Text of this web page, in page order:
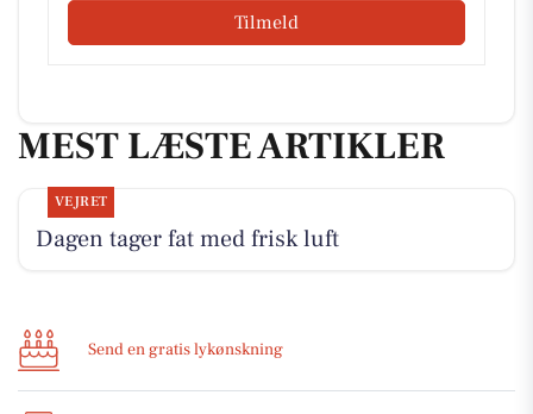
Tilmeld
MEST LÆSTE ARTIKLER
VEJRET
Dagen tager fat med frisk luft
Send en gratis lykønskning